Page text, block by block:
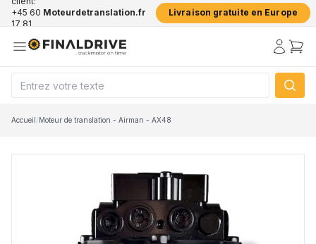
+45 60
17 81
Moteurdetranslation.fr Livraison gratuite en Europe
Accueil/Moteur de translation - Airman - AX48